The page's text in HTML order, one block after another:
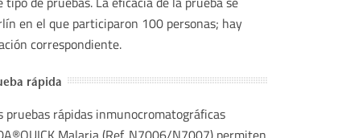
en el que participaron 100 personas; hay
correspondiente.
rápida
pruebas rápidas inmunocromatográficas